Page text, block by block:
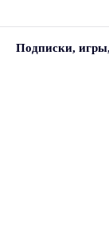
Подписки,